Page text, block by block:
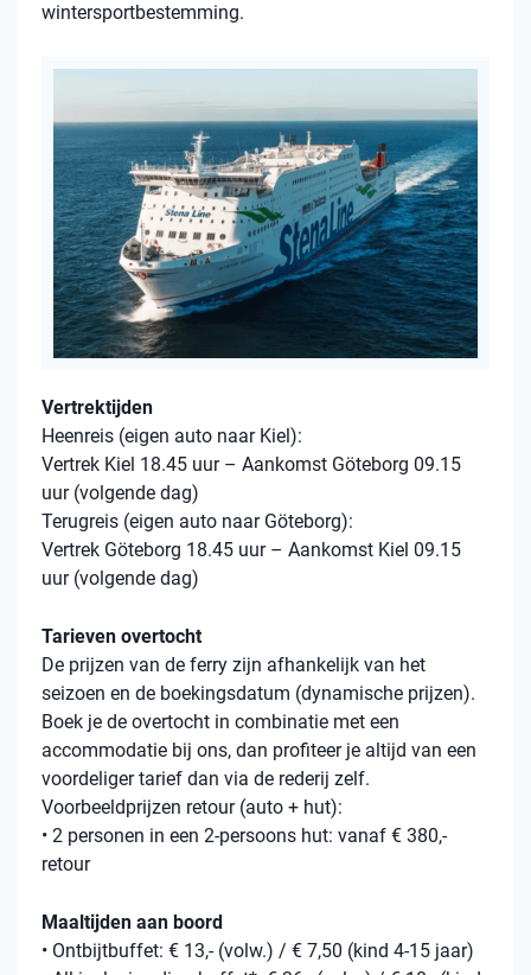
wintersportbestemming.
Vertrektijden
Heenreis (eigen auto naar Kiel):
Vertrek Kiel 18.45 uur – Aankomst Göteborg 09.15
uur (volgende dag)
Terugreis (eigen auto naar Göteborg):
Vertrek Göteborg 18.45 uur – Aankomst Kiel 09.15
uur (volgende dag)
Tarieven overtocht
De prijzen van de ferry zijn afhankelijk van het
seizoen en de boekingsdatum (dynamische prijzen).
Boek je de overtocht in combinatie met een
accommodatie bij ons, dan profiteer je altijd van een
voordeliger tarief dan via de rederij zelf.
Voorbeeldprijzen retour (auto + hut):
• 2 personen in een 2-persoons hut: vanaf € 380,-
retour
Maaltijden aan boord
• Ontbijtbuffet: € 13,- (volw.) / € 7,50 (kind 4-15 jaar)